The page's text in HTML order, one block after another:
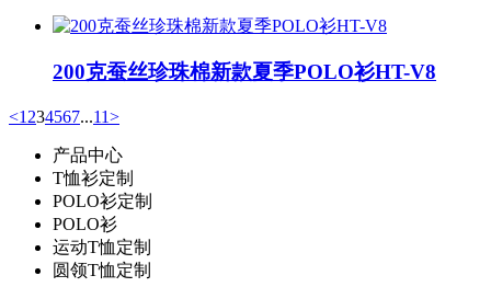
200克蚕丝珍珠棉新款夏季POLO衫HT-V8
<1 234567...11>
产品中心
T恤衫定制
POLO衫定制
POLO衫
运动T恤定制
圆领T恤定制